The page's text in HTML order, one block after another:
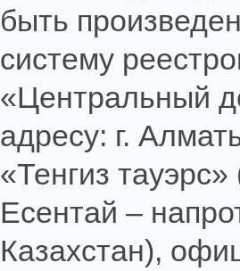
быть
систему
«Центральный
адресу: г.
«Тенгиз
Есентай –
Казахстан),